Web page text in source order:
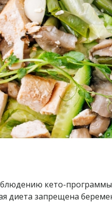
кето-программы
диета запрещена